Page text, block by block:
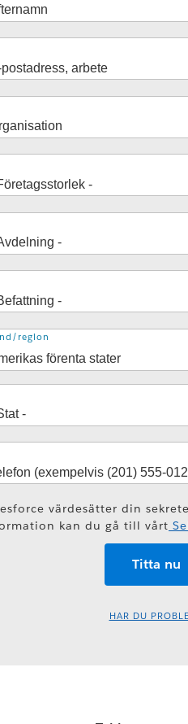
region
värdesätter din
kan du gå till vårt
HAR DU